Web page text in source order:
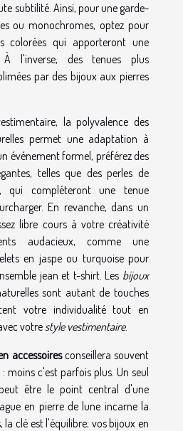
subtilité. Ainsi, pour une garde-
ou monochromes, optez pour
colorées qui apporteront une
l'inverse, des tenues plus
par des bijoux aux pierres
la polyvalence des
permet une adaptation à
événement formel, préférez des
telles que des perles de
compléteront une tenue
En revanche, dans un
libre cours à votre créativité
audacieux, comme une
en jaspe ou turquoise pour
jean et t-shirt. Les bijoux
sont autant de touches
votre individualité tout en
votre style vestimentaire.
accessoiresconseillera souvent
moins c'est parfois plus. Un seul
être le point central d'une
en pierre de lune incarne la
la clé est l'équilibre; vos bijoux en